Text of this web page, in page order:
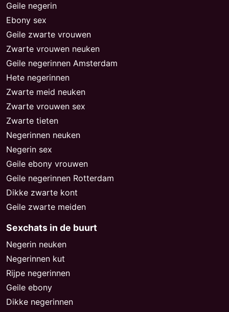
Geile negerin
Ebony sex
Geile zwarte vrouwen
Zwarte vrouwen neuken
Geile negerinnen Amsterdam
Hete negerinnen
Zwarte meid neuken
Zwarte vrouwen sex
Zwarte tieten
Negerinnen neuken
Negerin sex
Geile ebony vrouwen
Geile negerinnen Rotterdam
Dikke zwarte kont
Geile zwarte meiden
Sexchats in de buurt
Negerin neuken
Negerinnen kut
Rijpe negerinnen
Geile ebony
Dikke negerinnen